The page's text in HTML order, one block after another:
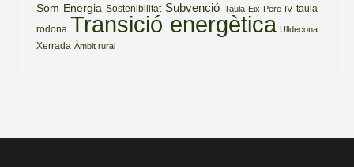
Som Energia Sostenibilitat Subvenció Taula Eix Pere IV taula
rodona Transició energètica Ulldecona
Xerrada Àmbit rural